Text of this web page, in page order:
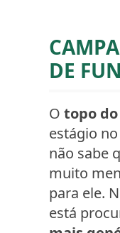
DE
O topo
estágio
não sabe
muito
para ele.
está